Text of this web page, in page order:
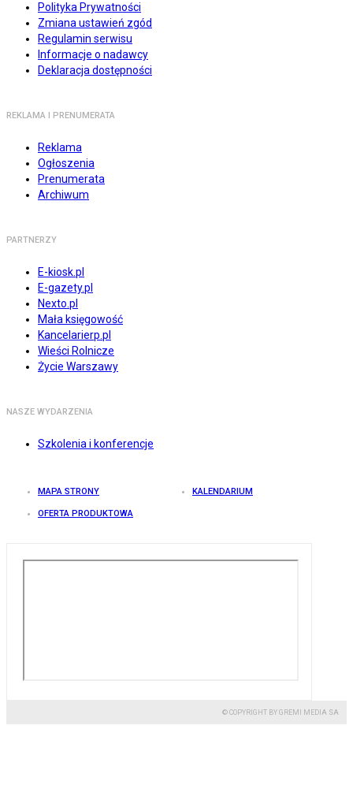
Polityka Prywatności
Zmiana ustawień zgód
Regulamin serwisu
Informacje o nadawcy
Deklaracja dostępności
REKLAMA I PRENUMERATA
Reklama
Ogłoszenia
Prenumerata
Archiwum
PARTNERZY
E-kiosk.pl
E-gazety.pl
Nexto.pl
Mała księgowość
Kancelarierp.pl
Wieści Rolnicze
Życie Warszawy
NASZE WYDARZENIA
Szkolenia i konferencje
MAPA STRONY KALENDARIUM
OFERTA PRODUKTOWA
© COPYRIGHT BY GREMI MEDIA SA